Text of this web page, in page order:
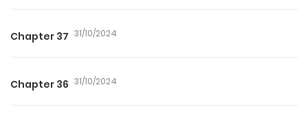
Chapter 37 31/10/2024
Chapter 36 31/10/2024